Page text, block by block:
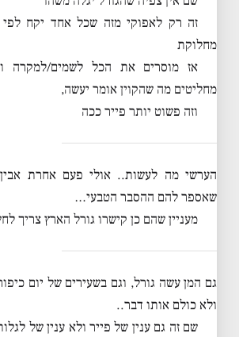
זה רק לאפוקי מזה שכל אחד יקח לפי
מחלוקת
אז מוסרים את הכל לשמים/למקרה
מחליטים מה שהקוין אומר יעשה,
וזה פשוט יותר פייר ככה
הערשי מה לעשות.. אולי פעם אחרת
שאספר להם ההסבר הטבעי…
מעניין שהם כן קישרו גורל הארץ צריך
גם המן עשה גורל, וגם בשעירים של יום
ולא כולם אותו דבר..
שם זה גם ענין של פייר ולא ענין של